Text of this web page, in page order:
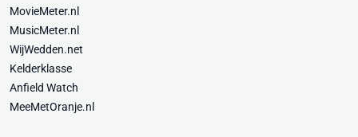
MovieMeter.nl
MusicMeter.nl
WijWedden.net
Kelderklasse
Anfield Watch
MeeMetOranje.nl